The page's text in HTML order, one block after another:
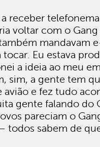
receber
voltar com o
mandavam
Eu estava
a ideia ao meu
sim, a gente tem
avião e fez tudo
gente falando do
pareciam o
todos sabem de